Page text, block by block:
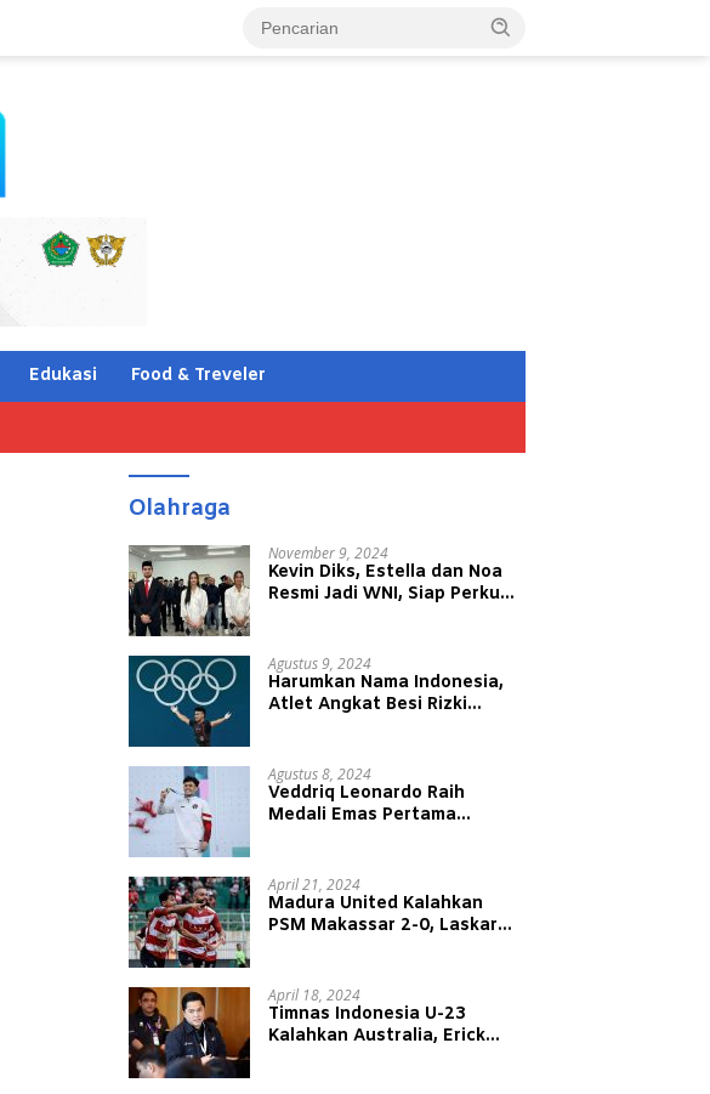
Edukasi Food & Treveler
Olahraga
November 9, 2024
Kevin Diks, Estella dan Noa
Resmi Jadi WNI, Siap Perkuat
Agustus 9, 2024
Harumkan Nama Indonesia,
Atlet Angkat Besi Rizki
Agustus 8, 2024
Veddriq Leonardo Raih
Medali Emas Pertama
April 21, 2024
Madura United Kalahkan
PSM Makassar 2-0, Laskar
April 18, 2024
Timnas Indonesia U-23
Kalahkan Australia, Erick